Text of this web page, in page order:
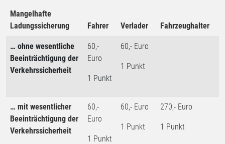
Mangelhafte
Ladungssicherung
Fahrer Verlader Fahrzeughalter
… ohne wesentliche
Beeinträchtigung der
Verkehrssicherheit
60,-
Euro
1 Punkt
60,- Euro
1 Punkt
… mit wesentlicher
Beeinträchtigung der
Verkehrssicherheit
60,-
Euro
1 Punkt
60,- Euro
1 Punkt
270,- Euro
1 Punkt